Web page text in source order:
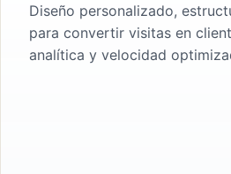
Diseño personalizado,
para convertir visitas en
analítica y velocidad